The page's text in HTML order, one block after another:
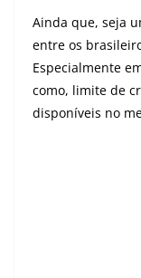
Ainda que, seja
entre os
Especialmente
como, limite de
disponíveis no